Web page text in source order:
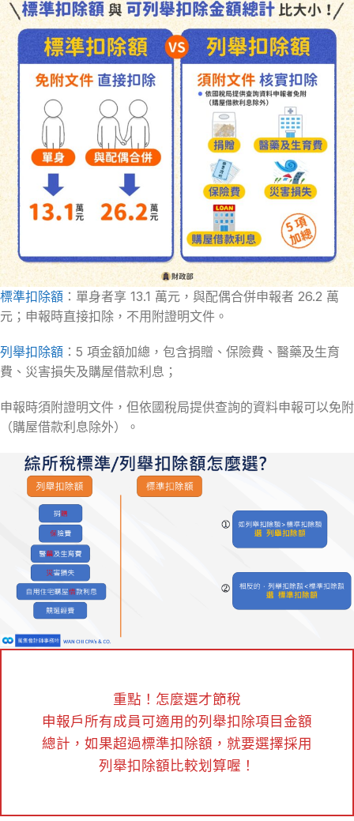
標準扣除額 ：單身者享 13.1 萬元，與配偶合併申報者 26.2 萬
元；申報時直接扣除，不用附證明文件。
列舉扣除額 ：5 項金額加總，包含捐贈、保險費、醫藥及生育
費、災害損失及購屋借款利息；
申報時須附證明文件，但依國稅局提供查詢的資料申報可以免附
（購屋借款利息除外）。
重點！怎麼選才節稅
申報戶所有成員可適用的列舉扣除項目金額
總計，如果超過標準扣除額，就要選擇採用
列舉扣除額比較划算喔！